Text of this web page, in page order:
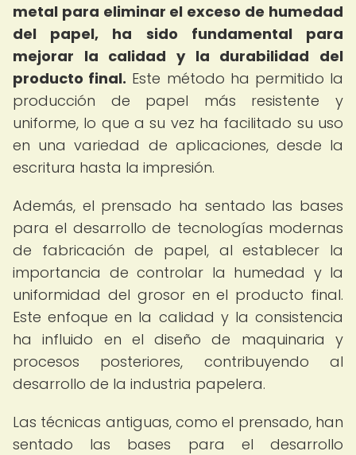
metal para eliminar el exceso de humedad
del papel, ha sido fundamental para
mejorar la calidad y la durabilidad del
producto final. Este método ha permitido la
producción de papel más resistente y
uniforme, lo que a su vez ha facilitado su uso
en una variedad de aplicaciones, desde la
escritura hasta la impresión.
Además, el prensado ha sentado las bases
para el desarrollo de tecnologías modernas
de fabricación de papel, al establecer la
importancia de controlar la humedad y la
uniformidad del grosor en el producto final.
Este enfoque en la calidad y la consistencia
ha influido en el diseño de maquinaria y
procesos posteriores, contribuyendo al
desarrollo de la industria papelera.
Las técnicas antiguas, como el prensado, han
sentado las bases para el desarrollo